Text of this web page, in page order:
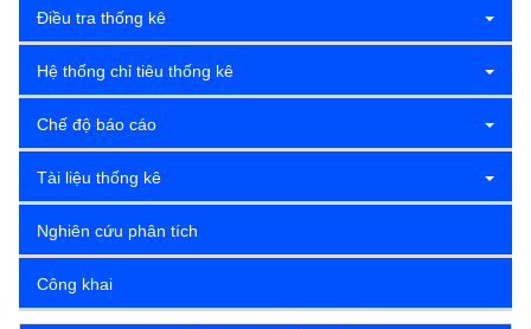
Điều tra thống kê
Hệ thống chỉ tiêu thống kê
Chế độ báo cáo
Tài liệu thống kê
Nghiên cứu phân tích
Công khai